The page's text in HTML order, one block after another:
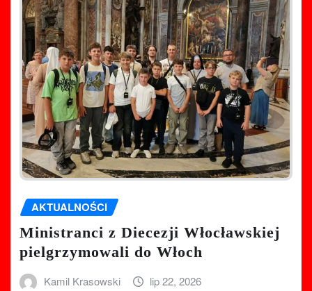
AKTUALNOŚCI
Ministranci z Diecezji Włocławskiej
pielgrzymowali do Włoch
Kamil Krasowski lip 22, 2026